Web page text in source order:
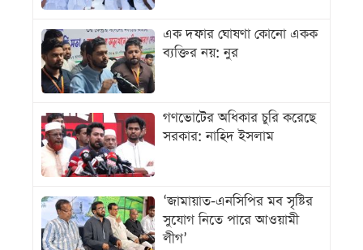
এক দফার ঘোষণা কোনো একক
ব্যক্তির নয়: নুর
গণভোটের অধিকার চুরি করেছে
সরকার: নাহিদ ইসলাম
‘জামায়াত-এনসিপির মব সৃষ্টির
সুযোগ নিতে পারে আওয়ামী
লীগ’